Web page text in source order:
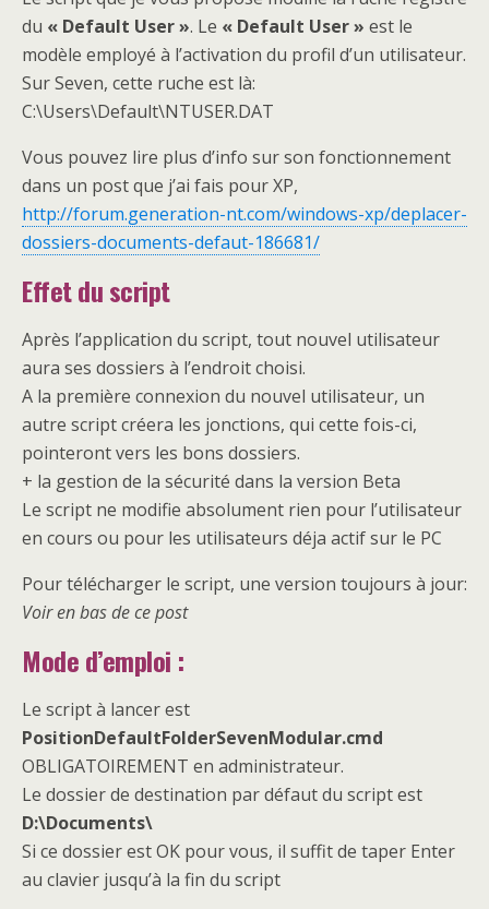
du « Default User ». Le « Default User » est le
modèle employé à l’activation du profil d’un utilisateur.
Sur Seven, cette ruche est là:
C:\Users\Default\NTUSER.DAT
Vous pouvez lire plus d’info sur son fonctionnement
dans un post que j’ai fais pour XP,
http://forum.generation-nt.com/windows-xp/deplacer-
dossiers-documents-defaut-186681/
Effet du script
Après l’application du script, tout nouvel utilisateur
aura ses dossiers à l’endroit choisi.
A la première connexion du nouvel utilisateur, un
autre script créera les jonctions, qui cette fois-ci,
pointeront vers les bons dossiers.
+ la gestion de la sécurité dans la version Beta
Le script ne modifie absolument rien pour l’utilisateur
en cours ou pour les utilisateurs déja actif sur le PC
Pour télécharger le script, une version toujours à jour:
Voir en bas de ce post
Mode d’emploi :
Le script à lancer est
PositionDefaultFolderSevenModular.cmd
OBLIGATOIREMENT en administrateur.
Le dossier de destination par défaut du script est
D:\Documents\
Si ce dossier est OK pour vous, il suffit de taper Enter
au clavier jusqu’à la fin du script